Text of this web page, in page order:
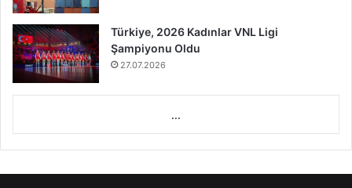
Türkiye, 2026 Kadınlar VNL Ligi
Şampiyonu Oldu
27.07.2026
...